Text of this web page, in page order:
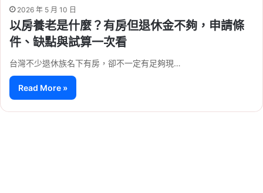
2026 年 5 月 10 日
以房養老是什麼？有房但退休金不夠，申請條
件、缺點與試算一次看
台灣不少退休族名下有房，卻不一定有足夠現…
Read More »